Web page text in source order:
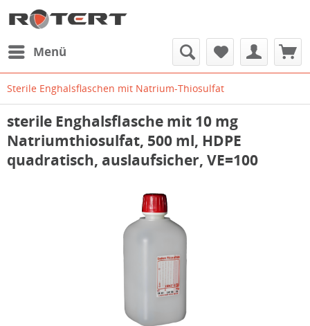
Menü
Sterile Enghalsflaschen mit Natrium-Thiosulfat
sterile Enghalsflasche mit 10 mg
Natriumthiosulfat, 500 ml, HDPE
quadratisch, auslaufsicher, VE=100